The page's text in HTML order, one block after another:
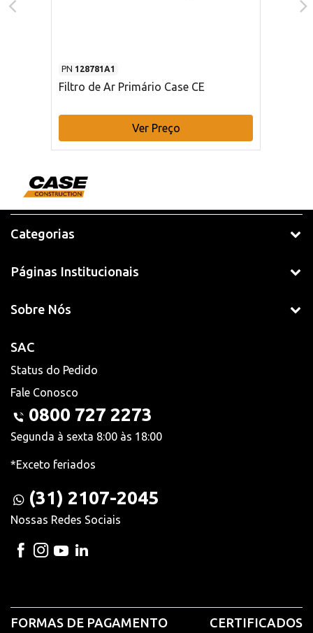
PN 128781A1
Filtro de Ar Primário Case CE
Ver Preço
Categorias
Páginas Institucionais
Sobre Nós
SAC
Status do Pedido
Fale Conosco
0800 727 2273
Segunda à sexta 8:00 às 18:00
*Exceto feriados
(31) 2107-2045
Nossas Redes Sociais
FORMAS DE PAGAMENTO CERTIFICADOS